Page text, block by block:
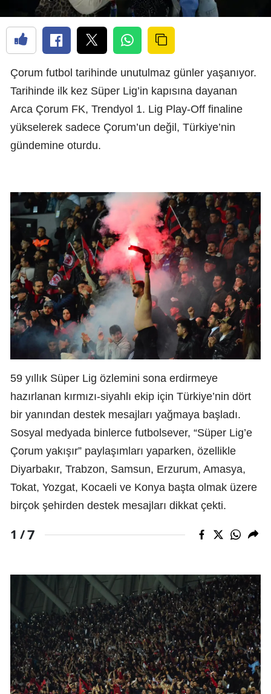
Çorum futbol tarihinde unutulmaz günler yaşanıyor.
Tarihinde ilk kez Süper Lig’in kapısına dayanan
Arca Çorum FK, Trendyol 1. Lig Play-Off finaline
yükselerek sadece Çorum’un değil, Türkiye’nin
gündemine oturdu.
59 yıllık Süper Lig özlemini sona erdirmeye
hazırlanan kırmızı-siyahlı ekip için Türkiye’nin dört
bir yanından destek mesajları yağmaya başladı.
Sosyal medyada binlerce futbolsever, “Süper Lig’e
Çorum yakışır” paylaşımları yaparken, özellikle
Diyarbakır, Trabzon, Samsun, Erzurum, Amasya,
Tokat, Yozgat, Kocaeli ve Konya başta olmak üzere
birçok şehirden destek mesajları dikkat çekti.
1 /7